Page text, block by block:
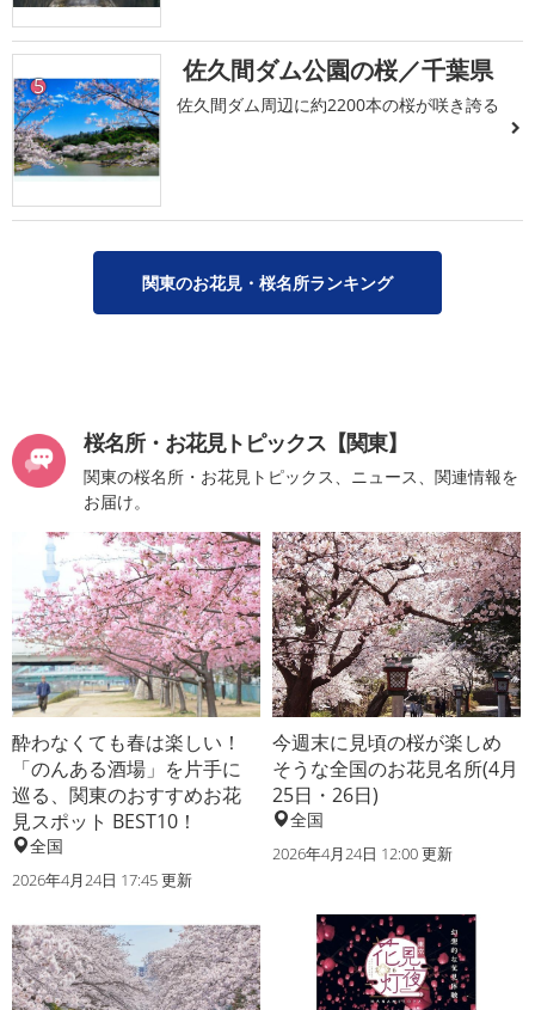
5 佐久間ダム公園の桜／千葉県
佐久間ダム周辺に約2200本の桜が咲き誇る
関東のお花見・桜名所ランキング
桜名所・お花見トピックス【関東】
関東の桜名所・お花見トピックス、ニュース、関連情報を
お届け。
酔わなくても春は楽しい！
「のんある酒場」を片手に
巡る、関東のおすすめお花
見スポット BEST10！
全国
2026年4月24日 17:45 更新
今週末に見頃の桜が楽しめ
そうな全国のお花見名所(4月
25日・26日)
全国
2026年4月24日 12:00 更新